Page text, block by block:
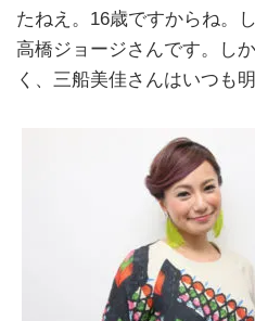
たねえ。16歳ですからね。
高橋ジョージさんです。し
く、三船美佳さんはいつも